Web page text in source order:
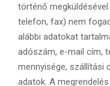
történő
telefon, fax) nem
alábbi adatokat
adószám, e-mail cím,
mennyisége, szállítási
adatok. A